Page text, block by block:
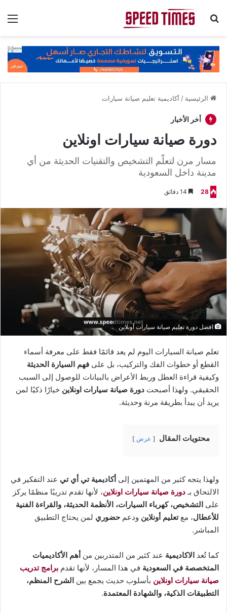
بحث عن
الرئيسية / أكاديمية تعليم صيانة سيارات
أخر الأخبار
دورة صيانة سيارات اونلاين
مسار مرن لتعلّم التشخيص والتقنيات الحديثة من أي
مدينة داخل السعودية
28
افضل دورة تعليم صيانة سيارات أونلاين
تعلم صيانة السيارات اليوم لم يعد قائمًا فقط على معرفة أسماء
القطع أو خطوات الفك والتركيب، بل على فهم السيارة الحديثة
وكيفية قراءة العطل وربط الأعراض بالبيانات للوصول إلى السبب
الحقيقي. ولهذا أصبحت دورة صيانة سيارات اونلاين خيارًا ذكيًا لمن
يريد أن يبدأ بطريقة مرنة وحديثة.
محتويات المقال عرض
ولهذا يتجه كثير من المهتمين إلى أكاديمية تي أي تي عند التفكير في
الالتحاق بـدورة صيانة سيارات اونلاين، لأنها تقدم تدريبًا منظمًا يركز
على التشخيص، كهرباء السيارات، الأنظمة الحديثة، والقراءة الفنية
للأعطال، معتعليم أونلاين ودعم حضوري لمن يحتاج التطبيق
المباشر.
كما تُعد الاكاديمية عند كثير من المتدربين من أهم الأكاديميات
المتخصصة في السعودية في هذا المسار، لأنها تقدم برامج تدريب
صيانة سيارات اونلاين بأسلوب حديث يجمع بين الشرح المنظم،
التطبيقات الذكية، والشهادة المعتمدة.